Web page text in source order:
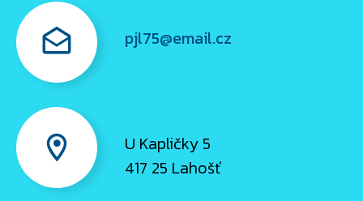
pjl75@email.cz
U Kapličky 5
417 25 Lahošť